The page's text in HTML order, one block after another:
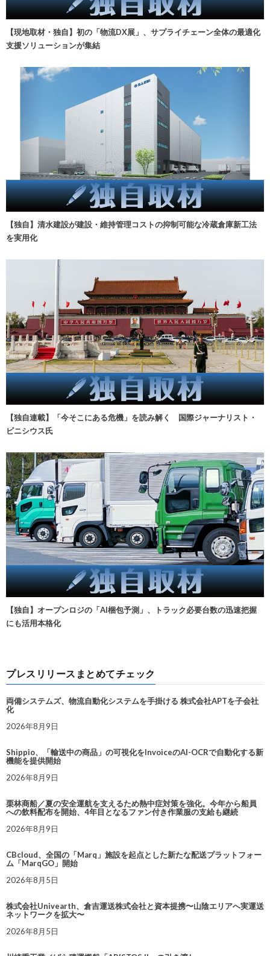
【現地取材・独自】初の「物流DX展」、サプライチェーン全体の最適化
支援ソリューションが集結
【独自】清水建設が建設・維持管理コストの抑制可能な冷蔵倉庫新工法
を実用化
【独自連載】「今そこにある危機」を読み解く 国際ジャーナリスト・
ビニシウス氏
【独自】オープンロジの「AI梱包予測」、トラック必要台数の迅速把握
にも活用本格化
プレスリリースまとめてチェック
両備システムズ、物流自動化システムを手掛ける 株式会社APTを子会社
化
2026年8月9日
Shippio、「輸送中の商品」の可視化をInvoiceのAI-OCRで自動化する新
機能を提供開始
2026年8月9日
栗林商船／夏の安全運航を支えるため熱中症対策を強化。今年から船員
への飲料配布を開始、4年目となるファン付き作業服の支給も継続
2026年8月9日
CBcloud、全国の「Marq」施設を起点とした新たな配送プラットフォー
ム「MarqGO」開始
2026年8月5日
株式会社Univearth、倉吉運送株式会社と資本提携〜山陰エリアへ実運送
ネットワークを拡大〜
2026年8月5日